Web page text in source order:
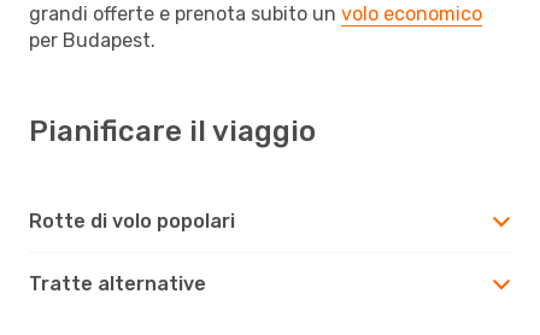
grandi offerte e prenota subito un volo economico
per Budapest.
Pianificare il viaggio
Rotte di volo popolari
Tratte alternative